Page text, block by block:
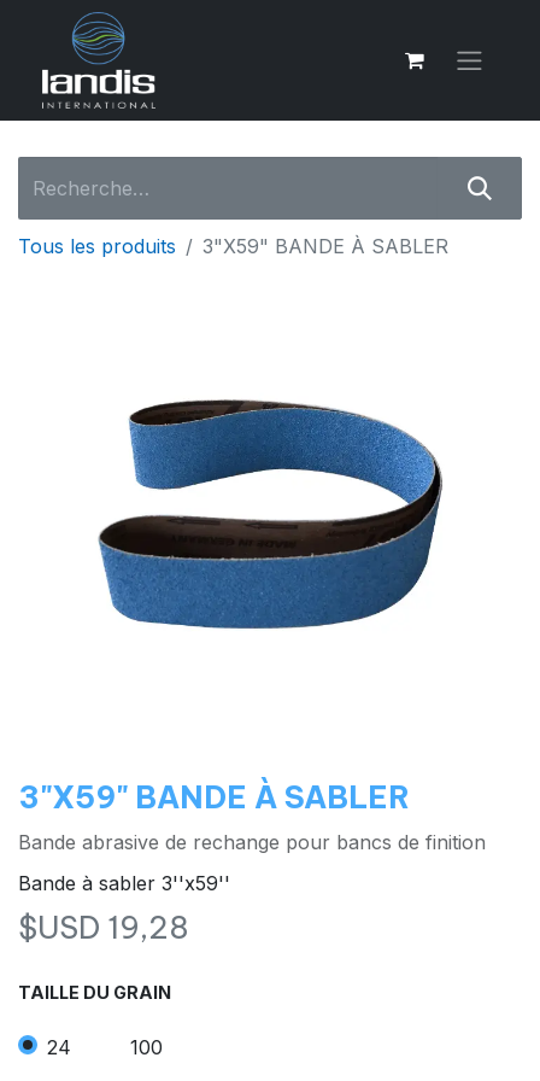
Tous les produits 3"X59" BANDE À SABLER
3"X59" BANDE À SABLER
Bande abrasive de rechange pour bancs de finition
Bande à sabler 3''x59''
$USD 19,28
TAILLE DU GRAIN
24 100